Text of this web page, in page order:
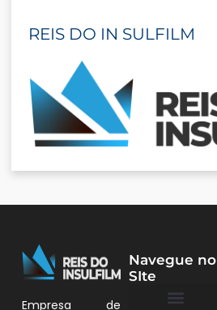
REIS DO IN SULFILM
Empresa de
Navegue no
SIte